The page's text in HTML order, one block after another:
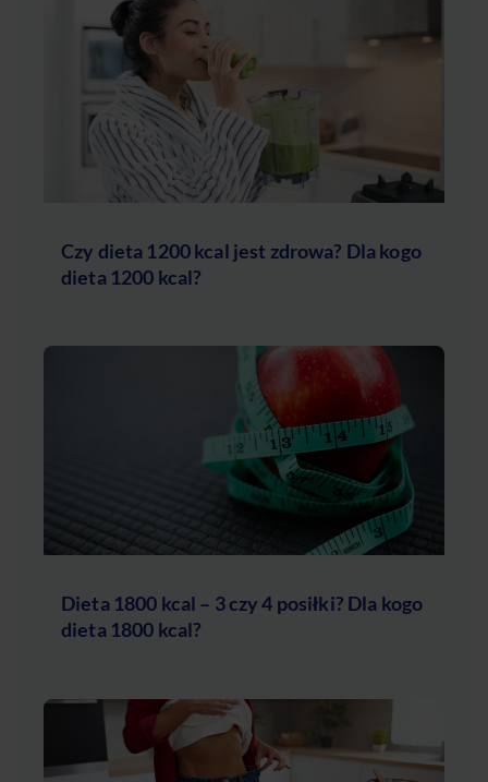
Czy dieta 1200 kcal jest zdrowa? Dla kogo
dieta 1200 kcal?
Dieta 1800 kcal – 3 czy 4 posiłki? Dla kogo
dieta 1800 kcal?